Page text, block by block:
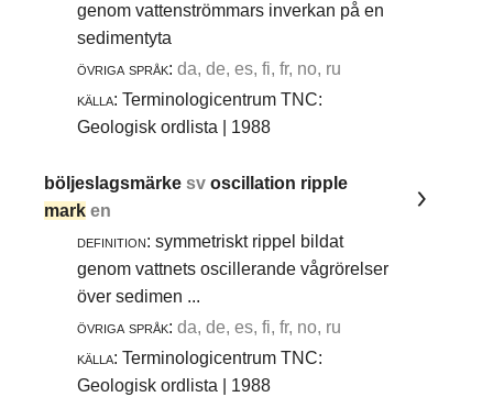
genom vattenströmmars inverkan på en
sedimentyta
övriga språk: da, de, es, fi, fr, no, ru
källa: Terminologicentrum TNC:
Geologisk ordlista | 1988
böljeslagsmärkesvoscillation ripple
mark en
definition: symmetriskt rippel bildat
genom vattnets oscillerande vågrörelser
över sedimen ...
övriga språk: da, de, es, fi, fr, no, ru
källa: Terminologicentrum TNC:
Geologisk ordlista | 1988